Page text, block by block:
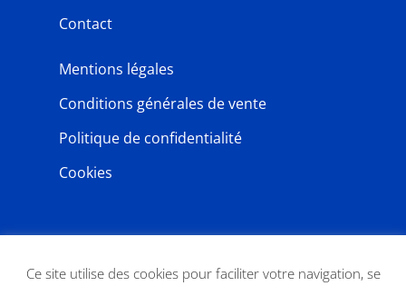
Contact
Mentions légales
Conditions générales de vente
Politique de confidentialité
Cookies
Ce site utilise des cookies pour faciliter votre navigation, se